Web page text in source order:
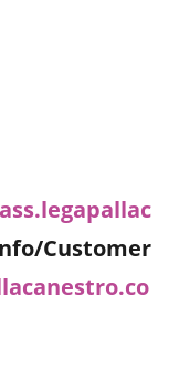
Customer